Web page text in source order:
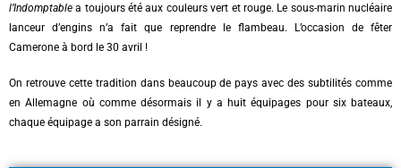
l’Indomptable a toujours été aux couleurs vert et rouge. Le sous-marin nucléaire
lanceur d’engins n’a fait que reprendre le flambeau. L’occasion de fêter
Camerone à bord le 30 avril !
On retrouve cette tradition dans beaucoup de pays avec des subtilités comme
en Allemagne où comme désormais il y a huit équipages pour six bateaux,
chaque équipage a son parrain désigné.